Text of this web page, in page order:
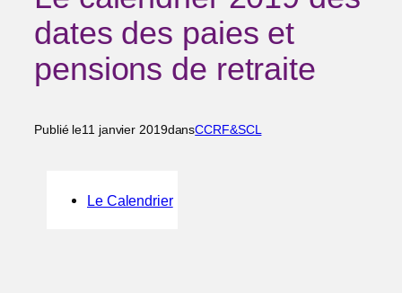
dates des paies et
pensions de retraite
Publié le11 janvier 2019dansCCRF&SCL
Le Calendrier